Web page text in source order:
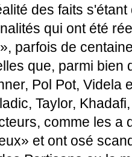
des faits
qui ont été
parfois de
que, parmi bien
Pol Pot, Videla
Taylor,
comme les a
et ont osé